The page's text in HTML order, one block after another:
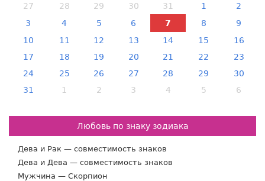
27
28 29 30 31 1
2
3
4 5 6 7 8
9
10
11 12 13 14 15
16
17
18 19 20 21 22
23
24
25 26 27 28 29
30
31
1 2 3 4 5 6
Любовь по знаку зодиака
Дева и Рак — совместимость знаков
Дева и Дева — совместимость знаков
Мужчина — Скорпион